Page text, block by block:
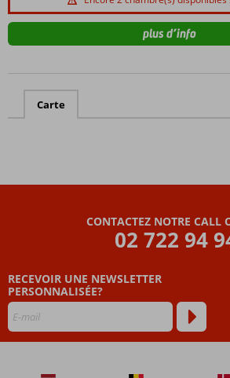
plus d’info
Carte
CONTACTEZ NOTRE CALL
02 722 94
RECEVOIR UNE NEWSLETTER
PERSONNALISÉE?